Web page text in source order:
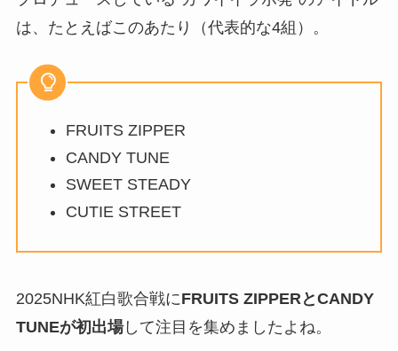
は、たとえばこのあたり（代表的な4組）。
FRUITS ZIPPER
CANDY TUNE
SWEET STEADY
CUTIE STREET
2025NHK紅白歌合戦にFRUITS ZIPPERとCANDY
TUNEが初出場して注目を集めましたよね。